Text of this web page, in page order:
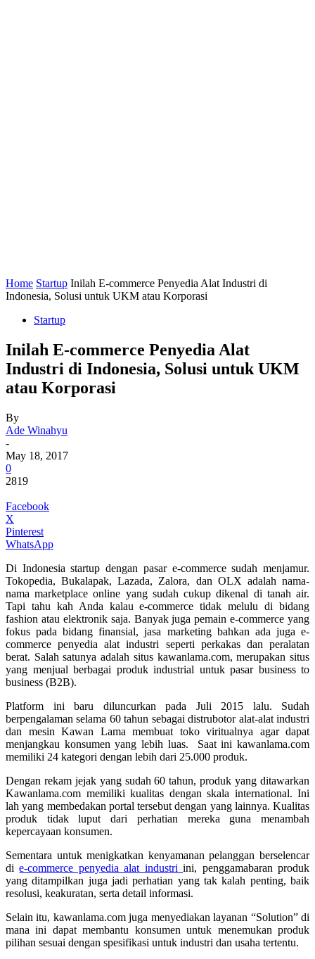
Home Startup Inilah E-commerce Penyedia Alat Industri di
Indonesia, Solusi untuk UKM atau Korporasi
Startup
Inilah E-commerce Penyedia Alat
Industri di Indonesia, Solusi untuk UKM
atau Korporasi
By
Ade Winahyu
-
May 18, 2017
0
2819
Facebook
X
Pinterest
WhatsApp
Di Indonesia startup dengan pasar e-commerce sudah menjamur.
Tokopedia, Bukalapak, Lazada, Zalora, dan OLX adalah nama-
nama marketplace online yang sudah cukup dikenal di tanah air.
Tapi tahu kah Anda kalau e-commerce tidak melulu di bidang
fashion atau elektronik saja. Banyak juga pemain e-commerce yang
fokus pada bidang finansial, jasa marketing bahkan ada juga e-
commerce penyedia alat industri seperti perkakas dan peralatan
berat. Salah satunya adalah situs kawanlama.com, merupakan situs
yang menjual berbagai produk industrial untuk pasar business to
business (B2B).
Platform ini baru diluncurkan pada Juli 2015 lalu. Sudah
berpengalaman selama 60 tahun sebagai distrubotor alat-alat industri
dan mesin Kawan Lama membuat toko viritualnya agar dapat
menjangkau konsumen yang lebih luas. Saat ini kawanlama.com
memiliki 24 kategori dengan lebih dari 25.000 produk.
Dengan rekam jejak yang sudah 60 tahun, produk yang ditawarkan
Kawanlama.com memiliki kualitas dengan skala international. Ini
lah yang membedakan portal tersebut dengan yang lainnya. Kualitas
produk tidak luput dari perhatian mereka guna menambah
kepercayaan konsumen.
Sementara untuk menigkatkan kenyamanan pelanggan berselencar
die-commerce penyedia alat industriini, penggamabaran produk
yang ditampilkan juga jadi perhatian yang tak kalah penting, baik
resolusi, keakuratan, serta detail informasi.
Selain itu, kawanlama.com juga menyediakan layanan “Solution” di
mana ini dapat membantu konsumen untuk menemukan produk
pilihan sesuai dengan spesifikasi untuk industri dan usaha tertentu.